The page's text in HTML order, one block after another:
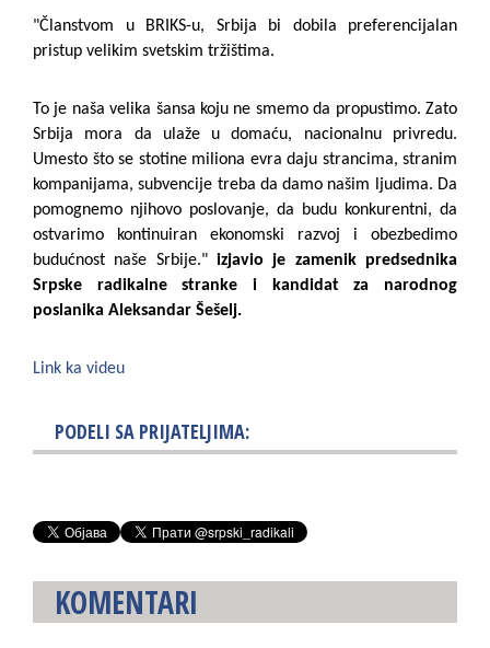
"Članstvom u BRIKS-u, Srbija bi dobila preferencijalan
pristup velikim svetskim tržištima.
To je naša velika šansa koju ne smemo da propustimo. Zato
Srbija mora da ulaže u domaću, nacionalnu privredu.
Umesto što se stotine miliona evra daju strancima, stranim
kompanijama, subvencije treba da damo našim ljudima. Da
pomognemo njihovo poslovanje, da budu konkurentni, da
ostvarimo kontinuiran ekonomski razvoj i obezbedimo
budućnost naše Srbije." izjavio je zamenik predsednika
Srpske radikalne stranke i kandidat za narodnog
poslanika Aleksandar Šešelj.
Link ka videu
PODELI SA PRIJATELJIMA:
KOMENTARI